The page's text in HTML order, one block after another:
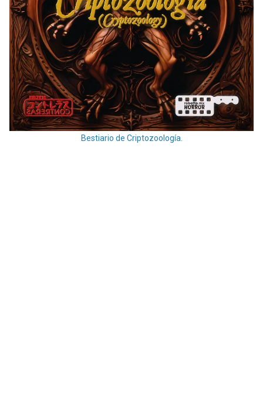
Bestiario de Criptozoología.